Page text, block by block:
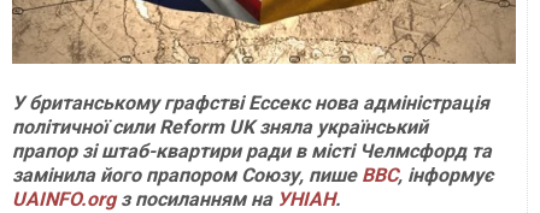
У британському графстві Ессекс нова адміністрація
політичної сили Reform UK зняла український
прапор зі штаб-квартири ради в місті Челмсфорд та
замінила його прапором Союзу, пише BBC, інформує
UAINFO.orgз посиланням на УНІАН.